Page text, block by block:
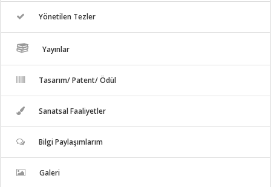
Yönetilen Tezler
Yayınlar
Tasarım/ Patent/ Ödül
Sanatsal Faaliyetler
Bilgi Paylaşımlarım
Galeri